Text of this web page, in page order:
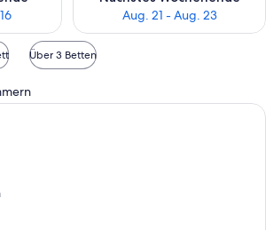
Aug. 21 - Aug. 23
Über 3 Betten
Zweibettzimmer | Schreibtisch,